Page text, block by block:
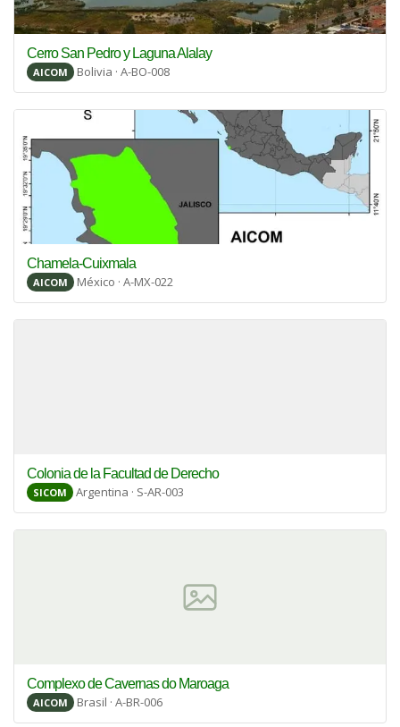
Cerro San Pedro y Laguna Alalay
AICOM Bolivia · A-BO-008
Chamela-Cuixmala
AICOM México · A-MX-022
Colonia de la Facultad de Derecho
SICOM Argentina · S-AR-003
Complexo de Cavernas do Maroaga
AICOM Brasil · A-BR-006